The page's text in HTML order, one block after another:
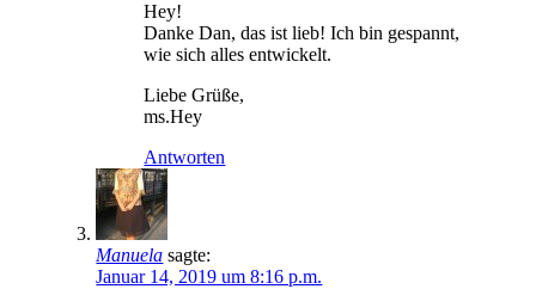
Hey!
Danke Dan, das ist lieb! Ich bin gespannt,
wie sich alles entwickelt.
Liebe Grüße,
ms.Hey
Antworten
Manuela sagte:
Januar 14, 2019 um 8:16 p.m.